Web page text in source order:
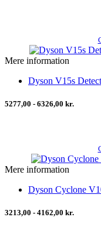
Mere information
Dyson V15s
5277,00 - 6326,00 kr.
Mere information
Dyson Cyclone
3213,00 - 4162,00 kr.